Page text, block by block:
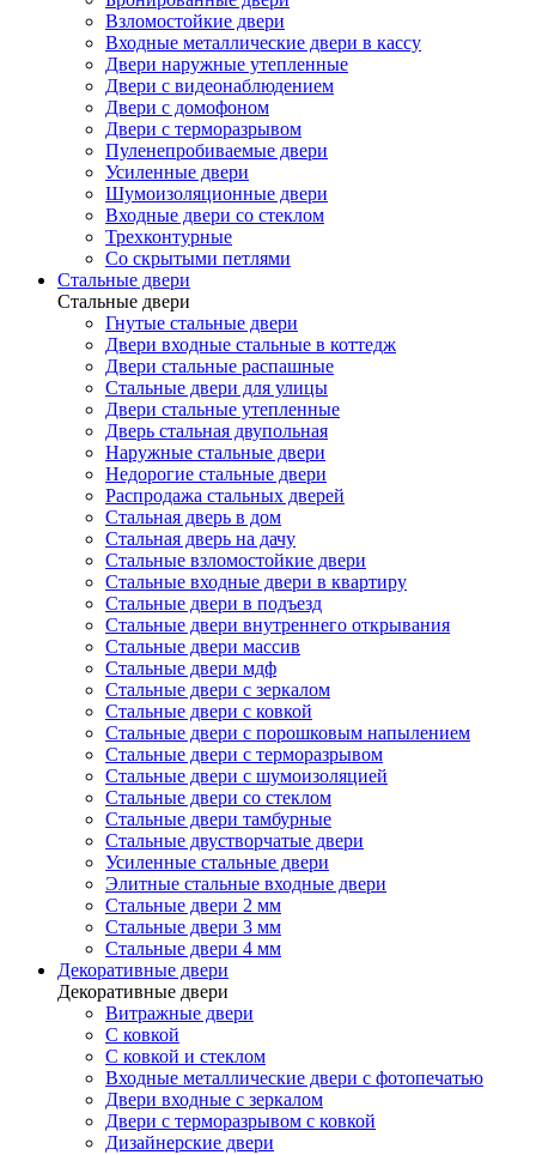
Взломостойкие двери
Входные металлические двери в кассу
Двери наружные утепленные
Двери с видеонаблюдением
Двери с домофоном
Двери с терморазрывом
Пуленепробиваемые двери
Усиленные двери
Шумоизоляционные двери
Входные двери со стеклом
Трехконтурные
Со скрытыми петлями
Стальные двери
Стальные двери
Гнутые стальные двери
Двери входные стальные в коттедж
Двери стальные распашные
Стальные двери для улицы
Двери стальные утепленные
Дверь стальная двупольная
Наружные стальные двери
Недорогие стальные двери
Распродажа стальных дверей
Стальная дверь в дом
Стальная дверь на дачу
Стальные взломостойкие двери
Стальные входные двери в квартиру
Стальные двери в подъезд
Стальные двери внутреннего открывания
Стальные двери массив
Стальные двери мдф
Стальные двери с зеркалом
Стальные двери с ковкой
Стальные двери с порошковым напылением
Стальные двери с терморазрывом
Стальные двери с шумоизоляцией
Стальные двери со стеклом
Стальные двери тамбурные
Стальные двустворчатые двери
Усиленные стальные двери
Элитные стальные входные двери
Стальные двери 2 мм
Стальные двери 3 мм
Стальные двери 4 мм
Декоративные двери
Декоративные двери
Витражные двери
С ковкой
С ковкой и стеклом
Входные металлические двери с фотопечатью
Двери входные с зеркалом
Двери с терморазрывом с ковкой
Дизайнерские двери